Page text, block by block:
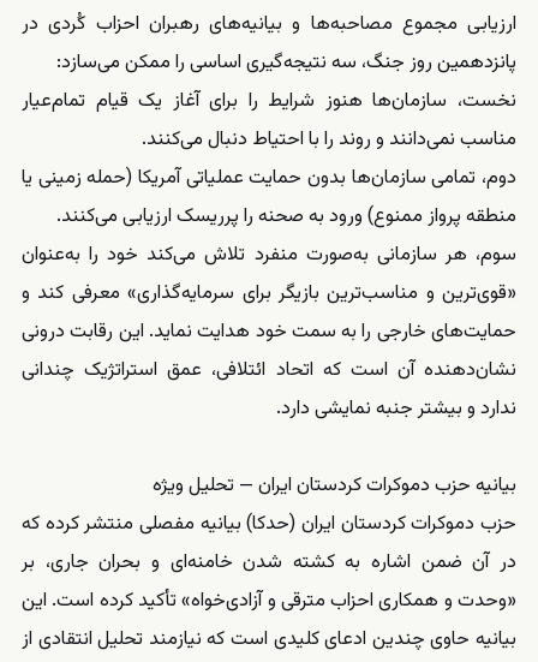
ارزیابی مجموع مصاحبه‌ها و بیانیه‌های رهبران احزاب کُردی در
پانزدهمین روز جنگ، سه نتیجه‌گیری اساسی را ممکن می‌سازد:
نخست، سازمان‌ها هنوز شرایط را برای آغاز یک قیام تمام‌عیار
مناسب نمی‌دانند و روند را با احتیاط دنبال می‌کنند.
دوم، تمامی سازمان‌ها بدون حمایت عملیاتی آمریکا (حمله زمینی یا
منطقه پرواز ممنوع) ورود به صحنه را پرریسک ارزیابی می‌کنند.
سوم، هر سازمانی به‌صورت منفرد تلاش می‌کند خود را به‌عنوان
«قوی‌ترین و مناسب‌ترین بازیگر برای سرمایه‌گذاری» معرفی کند و
حمایت‌های خارجی را به سمت خود هدایت نماید. این رقابت درونی
نشان‌دهنده آن است که اتحاد ائتلافی، عمق استراتژیک چندانی
ندارد و بیشتر جنبه نمایشی دارد.
بیانیه حزب دموکرات کردستان ایران — تحلیل ویژه
حزب دموکرات کردستان ایران (حدکا) بیانیه مفصلی منتشر کرده که
در آن ضمن اشاره به کشته شدن خامنه‌ای و بحران جاری، بر
«وحدت و همکاری احزاب مترقی و آزادی‌خواه» تأکید کرده است. این
بیانیه حاوی چندین ادعای کلیدی است که نیازمند تحلیل انتقادی از